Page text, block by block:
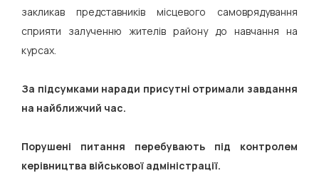
закликав представників місцевого самоврядування
сприяти залученню жителів району до навчання на
курсах.
За підсумками наради присутні отримали завдання
на найближчий час.
Порушені питання перебувають під контролем
керівництва військової адміністрації.